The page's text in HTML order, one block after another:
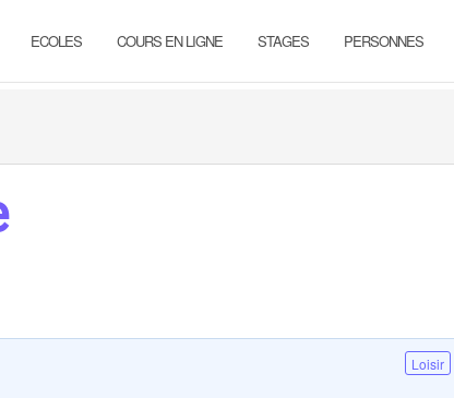
ECOLES COURS EN LIGNE STAGES PERSONNES
Loisir